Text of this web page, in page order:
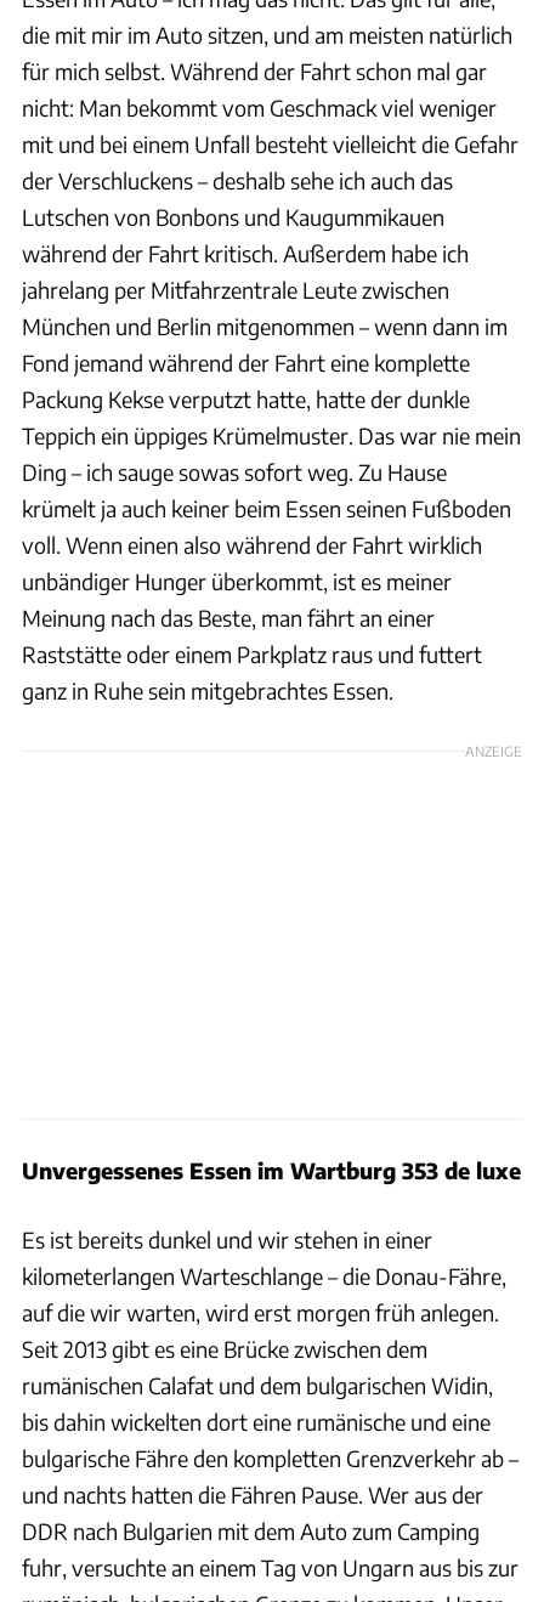
die mit mir im Auto sitzen, und am meisten natürlich
für mich selbst. Während der Fahrt schon mal gar
nicht: Man bekommt vom Geschmack viel weniger
mit und bei einem Unfall besteht vielleicht die Gefahr
der Verschluckens – deshalb sehe ich auch das
Lutschen von Bonbons und Kaugummikauen
während der Fahrt kritisch. Außerdem habe ich
jahrelang per Mitfahrzentrale Leute zwischen
München und Berlin mitgenommen – wenn dann im
Fond jemand während der Fahrt eine komplette
Packung Kekse verputzt hatte, hatte der dunkle
Teppich ein üppiges Krümelmuster. Das war nie mein
Ding – ich sauge sowas sofort weg. Zu Hause
krümelt ja auch keiner beim Essen seinen Fußboden
voll. Wenn einen also während der Fahrt wirklich
unbändiger Hunger überkommt, ist es meiner
Meinung nach das Beste, man fährt an einer
Raststätte oder einem Parkplatz raus und futtert
ganz in Ruhe sein mitgebrachtes Essen.
ANZEIGE
Unvergessenes Essen im Wartburg 353 de luxe
Es ist bereits dunkel und wir stehen in einer
kilometerlangen Warteschlange – die Donau-Fähre,
auf die wir warten, wird erst morgen früh anlegen.
Seit 2013 gibt es eine Brücke zwischen dem
rumänischen Calafat und dem bulgarischen Widin,
bis dahin wickelten dort eine rumänische und eine
bulgarische Fähre den kompletten Grenzverkehr ab –
und nachts hatten die Fähren Pause. Wer aus der
DDR nach Bulgarien mit dem Auto zum Camping
fuhr, versuchte an einem Tag von Ungarn aus bis zur